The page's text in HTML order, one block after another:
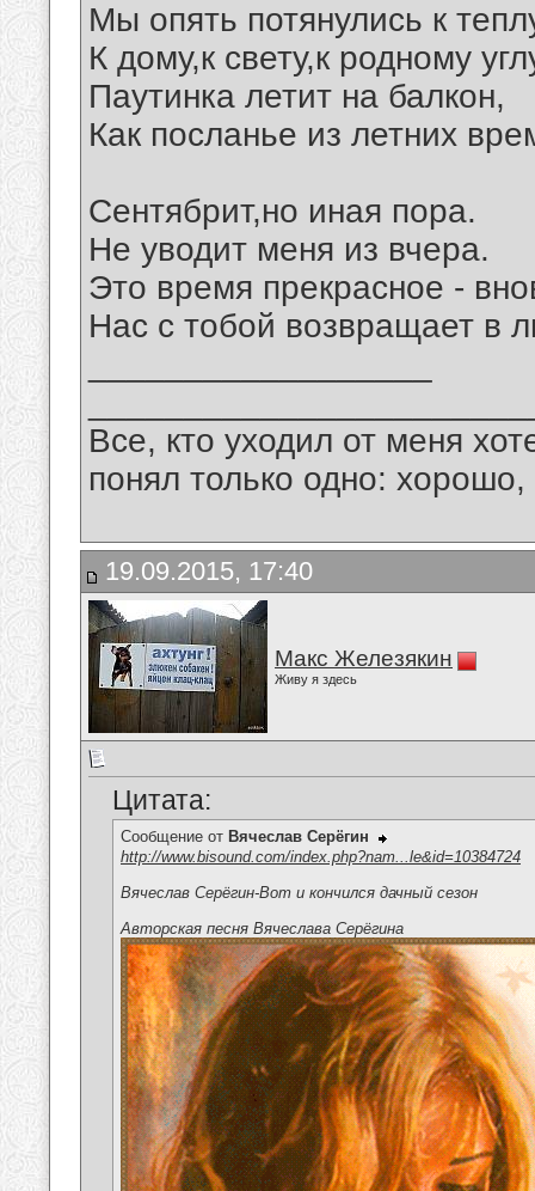
Мы опять потянулись к
К дому,к свету,к родному
Паутинка летит на балкон,
Как посланье из летних
Сентябрит,но иная пора.
Не уводит меня из вчера.
Это время прекрасное -
Нас с тобой возвращает в
Все, кто уходил от меня
понял только одно:
19.09.2015, 17:40
Макс Железякин
Живу я здесь
Цитата:
Сообщение от Вячеслав Серёгин
http://www.bisound.com/index.php?nam...le&id=10384724
Вячеслав Серёгин-Вот и кончился дачный сезон
Авторская песня Вячеслава Серёгина